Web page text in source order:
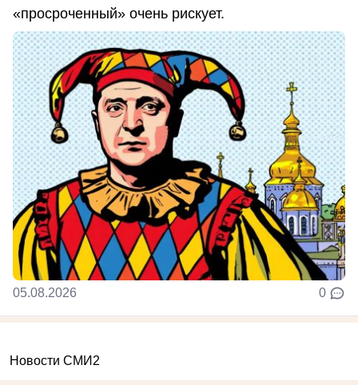
«просроченный» очень рискует.
05.08.2026 0
Новости СМИ2